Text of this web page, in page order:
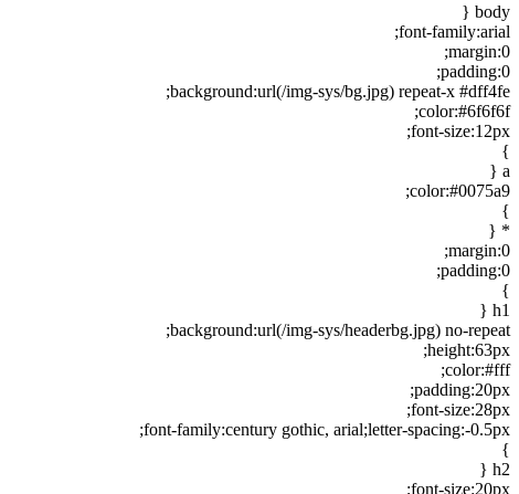
body {
font-family:arial;
margin:0;
padding:0;
background:url(/img-sys/bg.jpg) repeat-x #dff4fe;
color:#6f6f6f;
font-size:12px;
}
a {
color:#0075a9;
}
* {
margin:0;
padding:0;
}
h1 {
background:url(/img-sys/headerbg.jpg) no-repeat;
height:63px;
color:#fff;
padding:20px;
font-size:28px;
font-family:century gothic, arial;letter-spacing:-0.5px;
}
h2 {
font-size:20px;